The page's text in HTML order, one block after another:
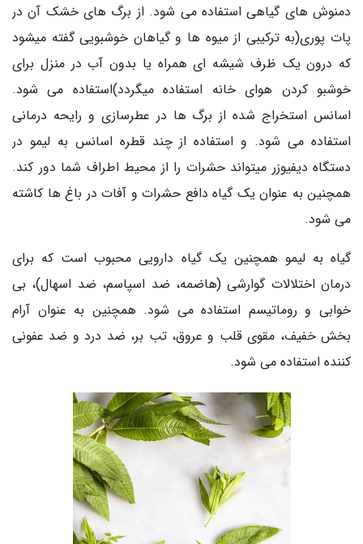
دمنوش های گیاهی استفاده می شود. از برگ های خشک آن در
پات پوری(به ترکیبی از میوه ها و گیاهان خوشبویی گفته میشود
که درون یک ظرف شیشه ای همراه یا بدون آب در منزل برای
خوشبو کردن هوای خانه استفاده میگردد)استفاده می شود.
اسانس استخراج شده از برگ ها در عطرسازی و رایحه درمانی
استفاده می شود. و استفاده از چند قطره اسانس به لیمو در
دستگاه دیفیوزر میتواند حشرات را از محیط اطراف شما دور کند.
همچنین به عنوان یک گیاه دافع حشرات و آفات در باغ ها کاشته
می شود.
گیاه به لیمو همچنین یک گیاه دارویی محبوب است که برای
درمان اختلالات گوارشی (هاضمه، ضد اسپاسم، ضد اسهال)، بی
خوابی و روماتیسم استفاده می شود. همچنین به عنوان آرام
بخش خفیف، مقوی قلب و عروق، تب بر، ضد درد و ضد عفونی
کننده استفاده می شود.